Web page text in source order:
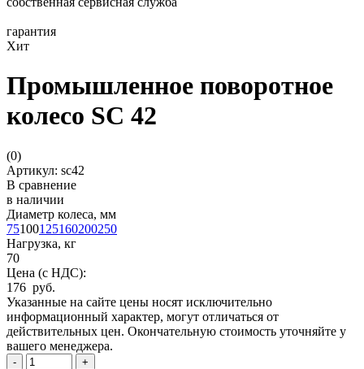
гарантия
Хит
Промышленное поворотное
колесо SC 42
(0)
Артикул: sc42
В сравнение
в наличии
Диаметр колеса, мм
75100125160200250
Нагрузка, кг
70
Цена (с НДС):
176 руб.
Указанные на сайте цены носят исключительно
информационный характер, могут отличаться от
действительных цен. Окончательную стоимость уточняйте у
вашего менеджера.
- +